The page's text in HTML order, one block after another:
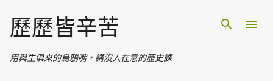
跳至主要內容
歷歷皆辛苦
用與生俱來的烏鴉嘴，講沒人在意的歷史課